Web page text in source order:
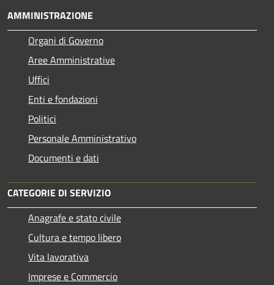
AMMINISTRAZIONE
Organi di Governo
Aree Amministrative
Uffici
Enti e fondazioni
Politici
Personale Amministrativo
Documenti e dati
CATEGORIE DI SERVIZIO
Anagrafe e stato civile
Cultura e tempo libero
Vita lavorativa
Imprese e Commercio